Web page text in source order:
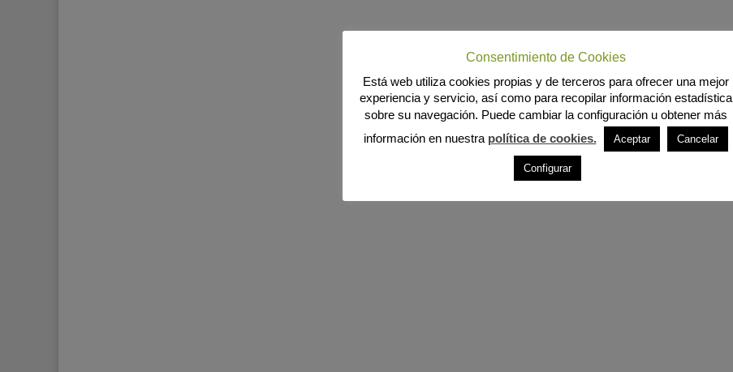
Consentimiento de Cookies
Está web utiliza cookies propias y de terceros para ofrecer una mejor
experiencia y servicio, así como para recopilar información estadística
sobre su navegación. Puede cambiar la configuración u obtener más
información en nuestra política de cookies. Aceptar Cancelar
Configurar